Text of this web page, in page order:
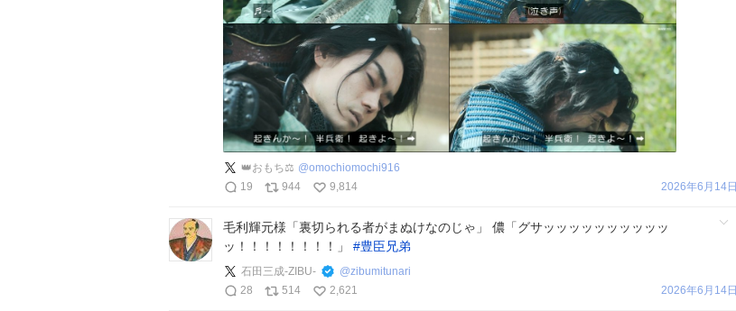
️️️👑おもち⚖ @omochiomochi916
19
944 9,814 2026年6月14日
毛利輝元様「裏切られる者がまぬけなのじゃ」 儂「グサッッッッッッッッッッ
ッ！！！！！！！！」 #豊臣兄弟
石田三成-ZIBU- @zibumitunari
28
514 2,621 2026年6月14日